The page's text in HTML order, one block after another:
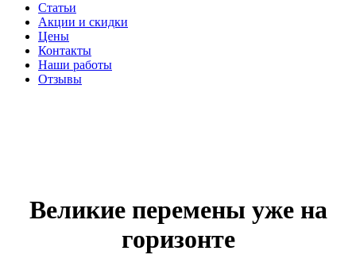
Статьи
Акции и скидки
Цены
Контакты
Наши работы
Отзывы
Великие перемены уже на
горизонте